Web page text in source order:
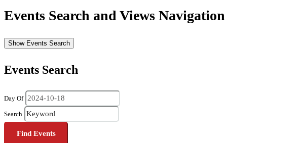
Events Search and Views Navigation
Show Events Search
Events Search
Day Of
Search